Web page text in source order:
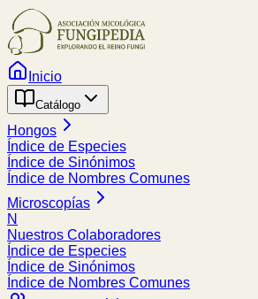
Inicio
Catálogo
Hongos
Índice de Especies
Índice de Sinónimos
Índice de Nombres Comunes
Microscopías
N
Nuestros Colaboradores
Índice de Especies
Índice de Sinónimos
Índice de Nombres Comunes